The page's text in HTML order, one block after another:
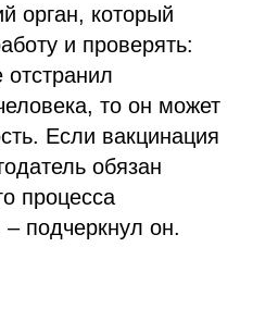
орган, который
и проверять:
отстранил
то он может
Если вакцинация
обязан
процесса
– подчеркнул он.